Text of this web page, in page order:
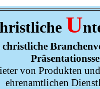
hristliche U
christliche
von Produkten
ehrenamtlichen